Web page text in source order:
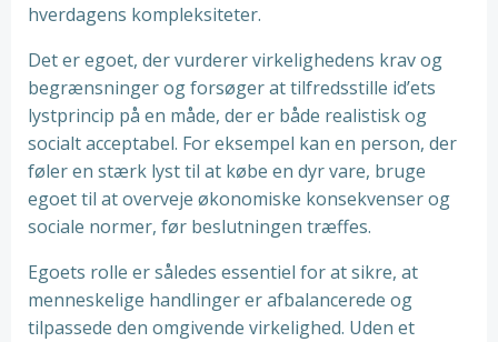
hverdagens kompleksiteter.
Det er egoet, der vurderer virkelighedens krav og
begrænsninger og forsøger at tilfredsstille id’ets
lystprincip på en måde, der er både realistisk og
socialt acceptabel. For eksempel kan en person, der
føler en stærk lyst til at købe en dyr vare, bruge
egoet til at overveje økonomiske konsekvenser og
sociale normer, før beslutningen træffes.
Egoets rolle er således essentiel for at sikre, at
menneskelige handlinger er afbalancerede og
tilpassede den omgivende virkelighed. Uden et